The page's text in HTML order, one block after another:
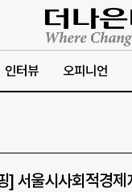
인터뷰 오피니언
] 서울시사회적경제